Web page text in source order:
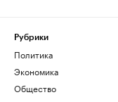
Рубрики
Политика
Экономика
Общество